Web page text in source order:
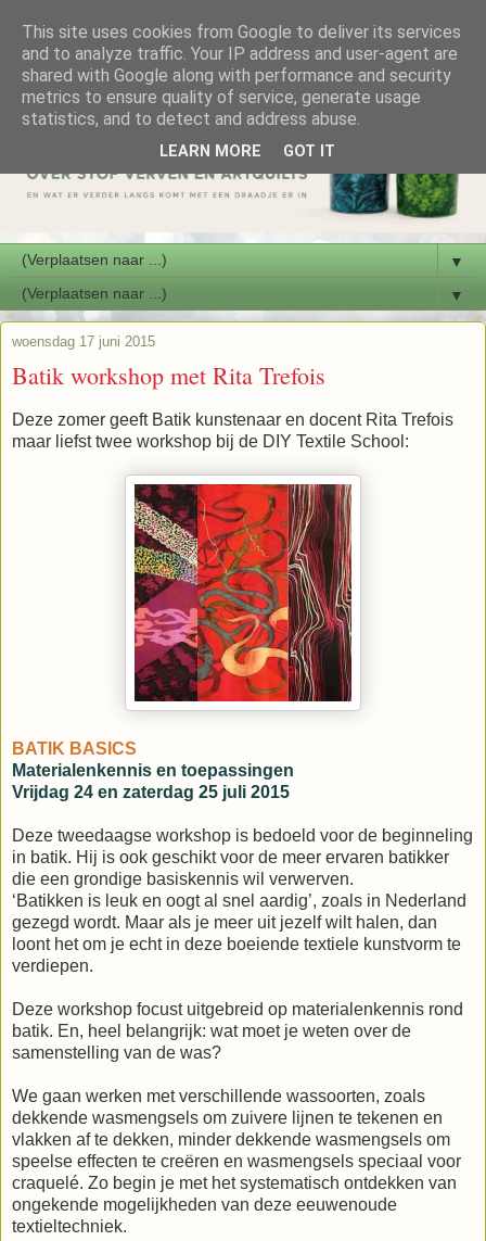
▼
▼
woensdag 17 juni 2015
Batik workshop met Rita Trefois
Deze zomer geeft Batik kunstenaar en docent Rita Trefois
maar liefst twee workshop bij de DIY Textile School:
BATIK BASICS
Materialenkennis en toepassingen
Vrijdag 24 en zaterdag 25 juli 2015
Deze tweedaagse workshop is bedoeld voor de beginneling
in batik. Hij is ook geschikt voor de meer ervaren batikker
die een grondige basiskennis wil verwerven.
‘Batikken is leuk en oogt al snel aardig’, zoals in Nederland
gezegd wordt. Maar als je meer uit jezelf wilt halen, dan
loont het om je echt in deze boeiende textiele kunstvorm te
verdiepen.
Deze workshop focust uitgebreid op materialenkennis rond
batik. En, heel belangrijk: wat moet je weten over de
samenstelling van de was?
We gaan werken met verschillende wassoorten, zoals
dekkende wasmengsels om zuivere lijnen te tekenen en
vlakken af te dekken, minder dekkende wasmengsels om
speelse effecten te creëren en wasmengsels speciaal voor
craquelé. Zo begin je met het systematisch ontdekken van
ongekende mogelijkheden van deze eeuwenoude
textieltechniek.
This site uses cookies from Google to deliver its services
and to analyze traffic. Your IP address and user-agent are
shared with Google along with performance and security
metrics to ensure quality of service, generate usage
statistics, and to detect and address abuse.
LEARN MORE GOT IT